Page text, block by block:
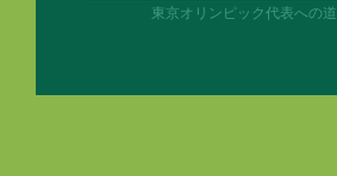
東京オリンピック代表への道